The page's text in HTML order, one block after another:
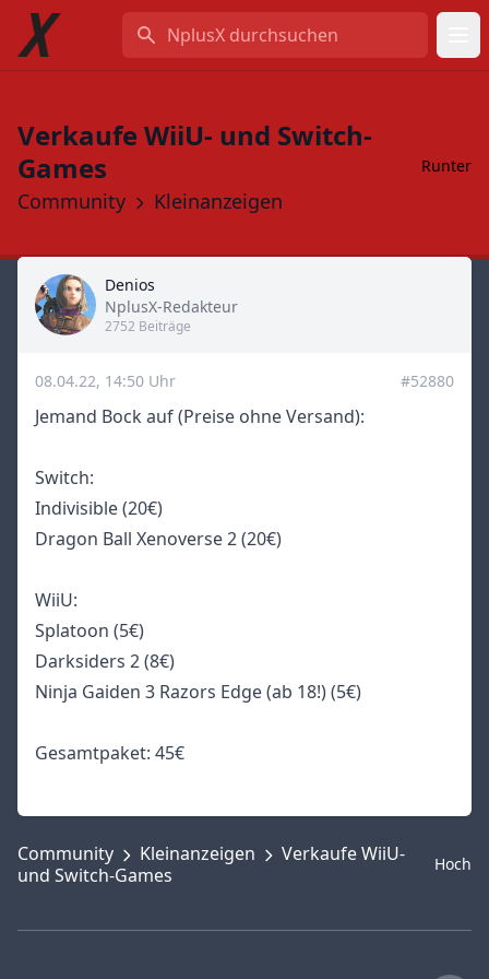
NplusX durchsuchen
Verkaufe WiiU- und Switch-
Games
Community Kleinanzeigen
Runter
Denios
Title
NplusX-Redakteur
2752 Beiträge
08.04.22, 14:50 Uhr #52880
Jemand Bock auf (Preise ohne Versand):
Switch:
Indivisible (20€)
Dragon Ball Xenoverse 2 (20€)
WiiU:
Splatoon (5€)
Darksiders 2 (8€)
Ninja Gaiden 3 Razors Edge (ab 18!) (5€)
Gesamtpaket: 45€
Community Kleinanzeigen
Verkaufe WiiU-
und Switch-Games
Hoch